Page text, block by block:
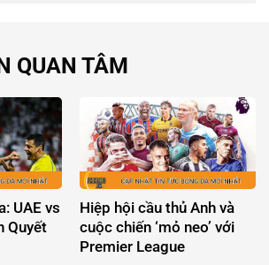
QUAN TÂM
UAE vs
Quyết
Hiệp hội cầu thủ Anh và
cuộc chiến ‘mỏ neo’ với
Premier League